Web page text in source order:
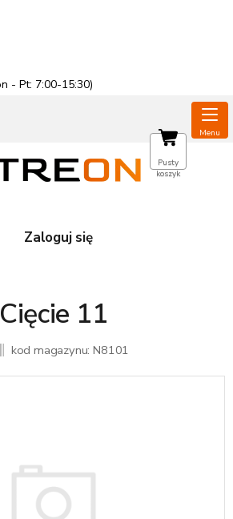
Zaloguj się
KOSZYK
Pusty
koszyk
Cięcie 11
kod magazynu: N8101